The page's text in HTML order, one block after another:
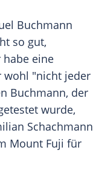
Buchmann
so gut,
habe eine
wohl "nicht jeder
Buchmann, der
wurde,
Schachmann
Mount Fuji für